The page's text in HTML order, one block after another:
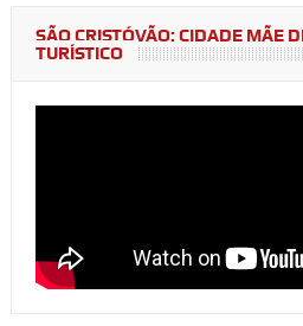
SÃO CRISTÓVÃO: CIDADE MÃE
TURÍSTICO